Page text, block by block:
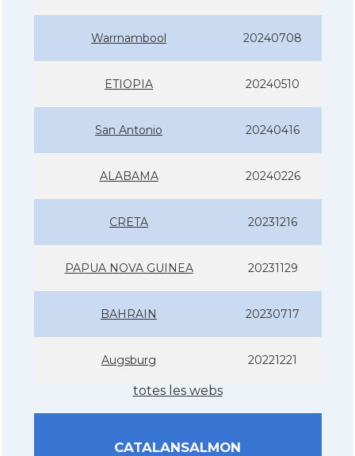
Warrnambool 20240708
ETIOPIA 20240510
San Antonio 20240416
ALABAMA 20240226
CRETA 20231216
PAPUA NOVA GUINEA 20231129
BAHRAIN 20230717
Augsburg 20221221
totes les webs
CATALANSALMON